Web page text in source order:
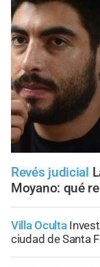
Revés judicial
Moyano: qué
Villa Oculta
ciudad de Santa